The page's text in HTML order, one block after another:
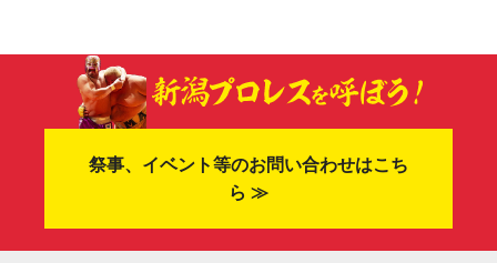
祭事、イベント等のお問い合わせはこち
ら ≫